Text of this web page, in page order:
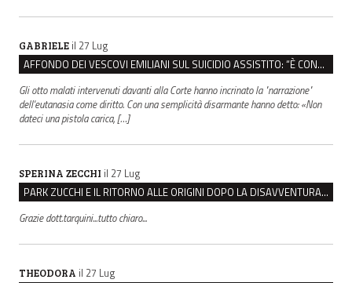
GABRIELE il 27 Lug
AFFONDO DEI VESCOVI EMILIANI SUL SUICIDIO ASSISTITO: “È CONTRO IL VALORE DELLA PERSONA”
Gli otto malati intervenuti davanti alla Corte hanno incrinato la "narrazione"
dell'eutanasia come diritto. Con una semplicità disarmante hanno detto: «Non
dateci una pistola carica, […]
SPERINA ZECCHI il 27 Lug
PARK ZUCCHI E IL RITORNO ALLE ORIGINI DOPO LA DISAVVENTURA CON REGGIO EMILIA PARCHEGGI
Grazie dott.tarquini...tutto chiaro...
THEODORA il 27 Lug